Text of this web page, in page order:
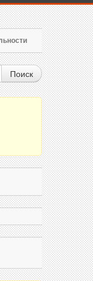
Поиск